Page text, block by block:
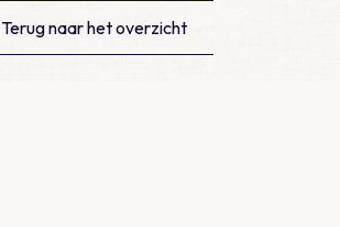
Terug naar het overzicht